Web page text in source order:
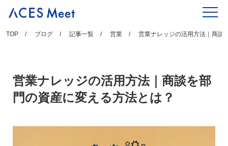
content
TOP ブログ 記事一覧 営業 営業ナレッジの活用方法｜商談
営業ナレッジの活用方法｜商談を部
門の資産に変える方法とは？